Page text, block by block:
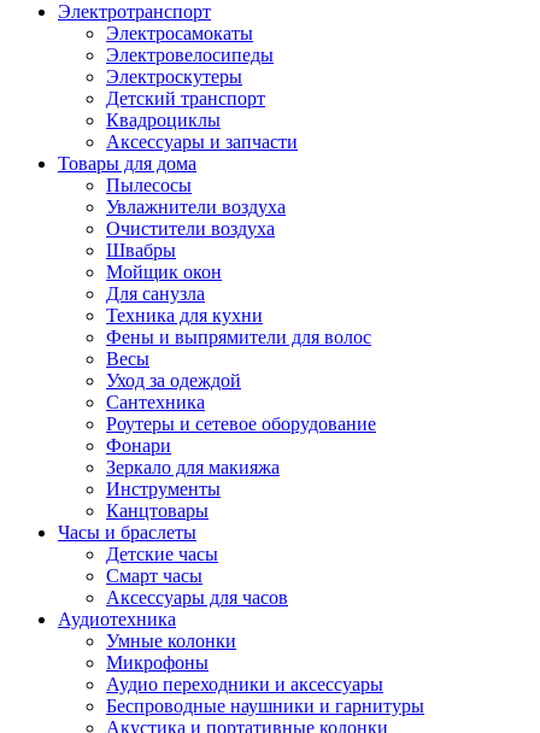
Электротранспорт
Электросамокаты
Электровелосипеды
Электроскутеры
Детский транспорт
Квадроциклы
Аксессуары и запчасти
Товары для дома
Пылесосы
Увлажнители воздуха
Очистители воздуха
Швабры
Мойщик окон
Для санузла
Техника для кухни
Фены и выпрямители для волос
Весы
Уход за одеждой
Сантехника
Роутеры и сетевое оборудование
Фонари
Зеркало для макияжа
Инструменты
Канцтовары
Часы и браслеты
Детские часы
Смарт часы
Аксессуары для часов
Аудиотехника
Умные колонки
Микрофоны
Аудио переходники и аксессуары
Беспроводные наушники и гарнитуры
Акустика и портативные колонки